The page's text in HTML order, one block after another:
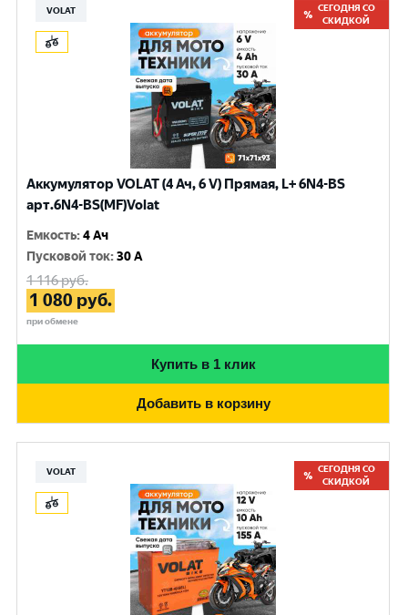
VOLAT
СЕГОДНЯ СО
СКИДКОЙ
Аккумулятор VOLAT (4 Ач, 6 V) Прямая, L+ 6N4-BS
арт.6N4-BS(MF)Volat
Емкость:4 Ач
Пусковой ток:30 A
1 116руб.
1 080 руб.
при обмене
Купить в 1 клик
Добавить в корзину
VOLAT
СЕГОДНЯ СО
СКИДКОЙ